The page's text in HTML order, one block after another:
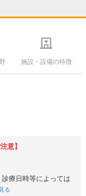
施設・設備の特徴
意】
診療日時等によっては
る